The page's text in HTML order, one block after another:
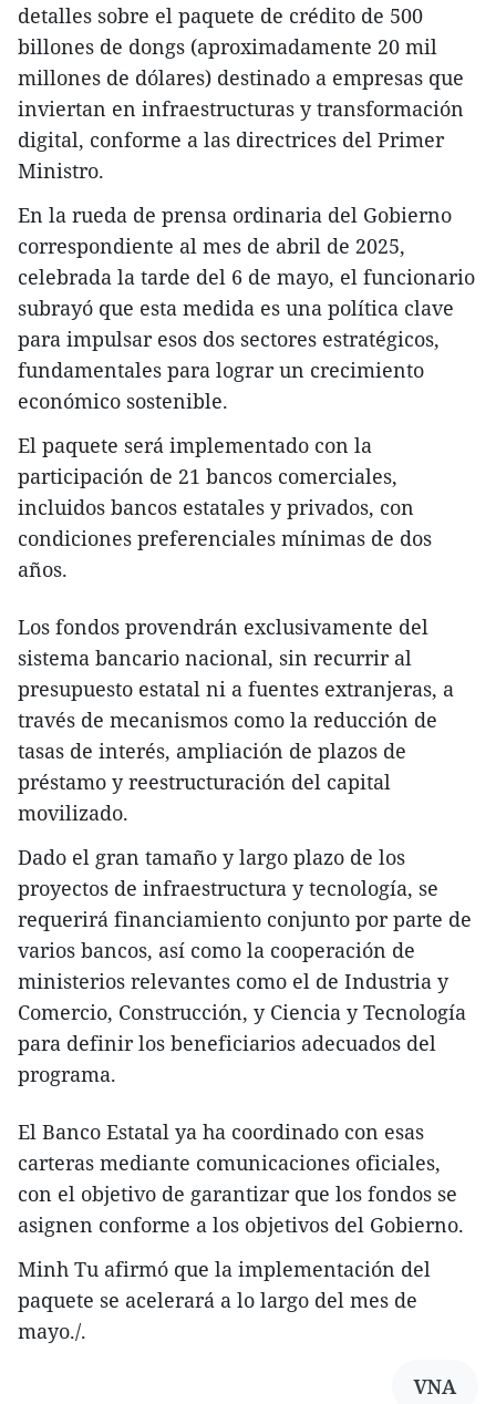
detalles sobre el paquete de crédito de 500
billones de dongs (aproximadamente 20 mil
millones de dólares) destinado a empresas que
inviertan en infraestructuras y transformación
digital, conforme a las directrices del Primer
Ministro.
En la rueda de prensa ordinaria del Gobierno
correspondiente al mes de abril de 2025,
celebrada la tarde del 6 de mayo, el funcionario
subrayó que esta medida es una política clave
para impulsar esos dos sectores estratégicos,
fundamentales para lograr un crecimiento
económico sostenible.
El paquete será implementado con la
participación de 21 bancos comerciales,
incluidos bancos estatales y privados, con
condiciones preferenciales mínimas de dos
años.
Los fondos provendrán exclusivamente del
sistema bancario nacional, sin recurrir al
presupuesto estatal ni a fuentes extranjeras, a
través de mecanismos como la reducción de
tasas de interés, ampliación de plazos de
préstamo y reestructuración del capital
movilizado.
Dado el gran tamaño y largo plazo de los
proyectos de infraestructura y tecnología, se
requerirá financiamiento conjunto por parte de
varios bancos, así como la cooperación de
ministerios relevantes como el de Industria y
Comercio, Construcción, y Ciencia y Tecnología
para definir los beneficiarios adecuados del
programa.
El Banco Estatal ya ha coordinado con esas
carteras mediante comunicaciones oficiales,
con el objetivo de garantizar que los fondos se
asignen conforme a los objetivos del Gobierno.
Minh Tu afirmó que la implementación del
paquete se acelerará a lo largo del mes de
mayo./.
VNA